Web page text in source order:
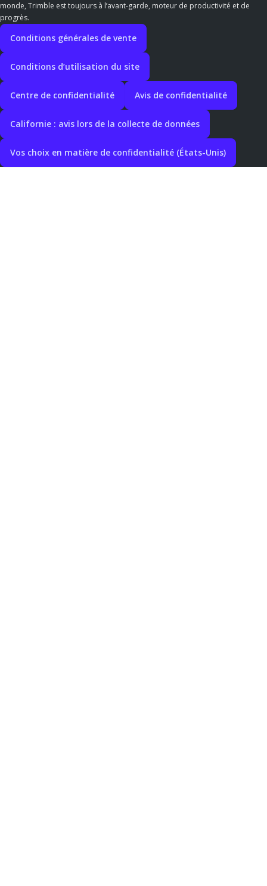
monde, Trimble est toujours à l’avant-garde, moteur de productivité et de
progrès.
Conditions générales de vente
Conditions d’utilisation du site
Centre de confidentialité Avis de confidentialité
Californie : avis lors de la collecte de données
Vos choix en matière de confidentialité (États-Unis)